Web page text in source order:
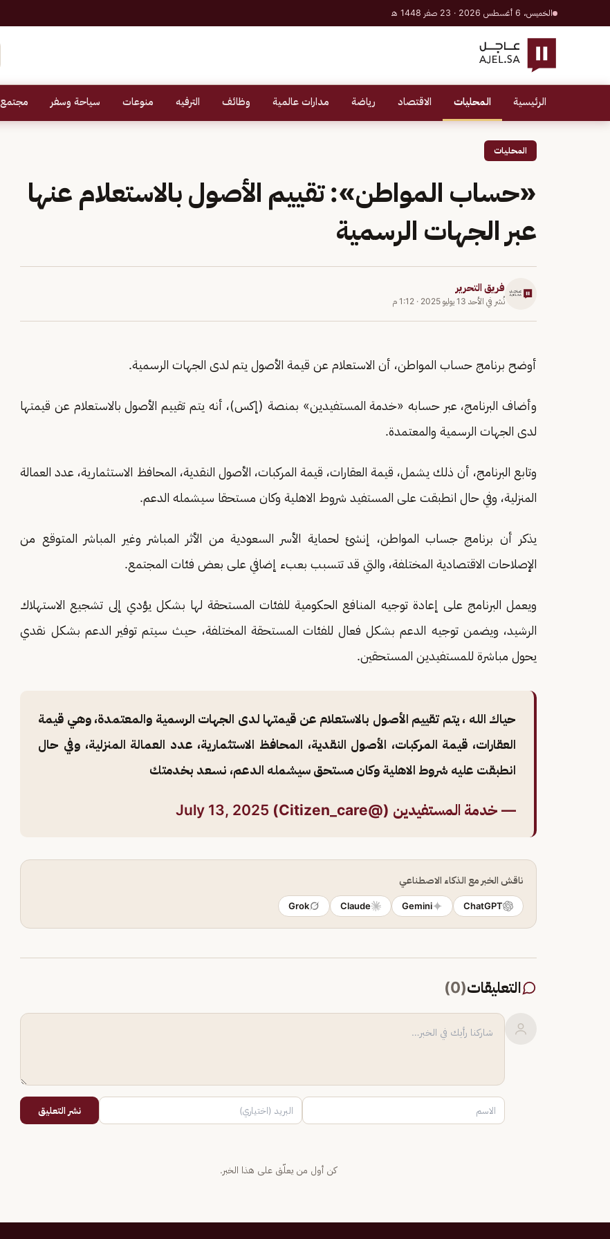
الخميس، 6 أغسطس 2026 · 23 صفر 1448 هـ
الرئيسية المحليات الاقتصاد رياضة مدارات عالمية وظائف الترفيه منوعات سياحة وسفر مجتمع
المحليات
«حساب المواطن»: تقييم الأصول بالاستعلام عنها
عبر الجهات الرسمية
فريق التحرير
نُشر في الأحد 13 يوليو 2025 · 1:12 م
أوضح برنامج حساب المواطن، أن الاستعلام عن قيمة الأصول يتم لدى الجهات الرسمية.
وأضاف البرنامج، عبر حسابه «خدمة المستفيدين» بمنصة (إكس)، أنه يتم تقييم الأصول بالاستعلام عن قيمتها
لدى الجهات الرسمية والمعتمدة.
وتابع البرنامج، أن ذلك يشمل، قيمة العقارات، قيمة المركبات، الأصول النقدية، المحافظ الاستثمارية، عدد العمالة
المنزلية، وفي حال انطبقت على المستفيد شروط الاهلية وكان مستحقا سيشمله الدعم.
يذكر أن برنامج جساب المواطن، إنشئ لحماية الأسر السعودية من الأثر المباشر وغير المباشر المتوقع من
الإصلاحات الاقتصادية المختلفة، والتي قد تتسبب بعبء إضافي على بعض فئات المجتمع.
ويعمل البرنامج على إعادة توجيه المنافع الحكومية للفئات المستحقة لها بشكل يؤدي إلى تشجيع الاستهلاك
الرشيد، ويضمن توجيه الدعم بشكل فعال للفئات المستحقة المختلفة، حيث سيتم توفير الدعم بشكل نقدي
يحول مباشرة للمستفيدين المستحقين.
حياك الله ، يتم تقييم الأصول بالاستعلام عن قيمتها لدى الجهات الرسمية والمعتمدة، وهي قيمة
العقارات، قيمة المركبات، الأصول النقدية، المحافظ الاستثمارية، عدد العمالة المنزلية، وفي حال
انطبقت عليه شروط الاهلية وكان مستحق سيشمله الدعم، نسعد بخدمتك
— خدمة المستفيدين (@Citizen_care) July 13, 2025
ناقش الخبر مع الذكاء الاصطناعي
ChatGPT
Gemini
Claude
Grok
التعليقات(
0
)
نشر التعليق
كن أول من يعلّق على هذا الخبر.